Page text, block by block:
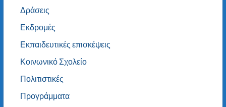
Δράσεις
Εκδρομές
Εκπαιδευτικές επισκέψεις
Κοινωνικό Σχολείο
Πολιτιστικές
Προγράμματα